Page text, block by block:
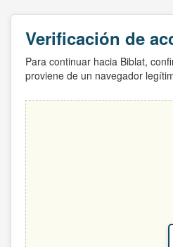
Verificación de
Para continuar hacia Biblat,
proviene de un navegador